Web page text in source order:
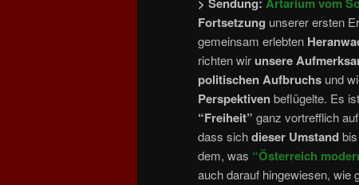
Fortsetzung unserer ersten
gemeinsam erlebten
richten wir unsere
politischen Aufbruchs und
Perspektivenbeflügelte. Es
“Freiheit” ganz vortrefflich auf
dass sichdieser Umstand
dem, was “Österreich
auch darauf hingewiesen, wie